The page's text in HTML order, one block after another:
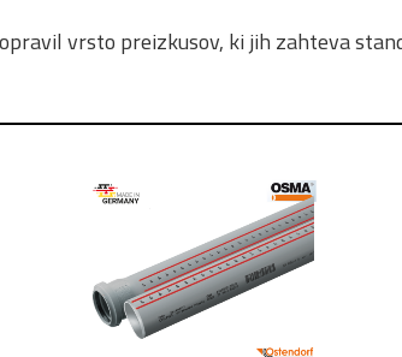
vrsto preizkusov, ki jih zahteva